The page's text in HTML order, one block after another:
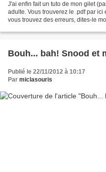
J'ai enfin fait un tuto de mon gilet
adulte. Vous trouverez le .pdf par ici
vous trouvez des erreurs, dites-le
Bouh... bah! Snood et
Publié le 22/11/2012 à 10:17
Par miclasouris